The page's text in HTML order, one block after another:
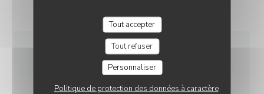
Tout accepter
Tout refuser
Personnaliser
Politique de protection des données à caractère
INFOS PRATIQUES